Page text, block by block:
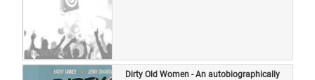
Bild: OETicket
Dirty Old Women - An autobiographically